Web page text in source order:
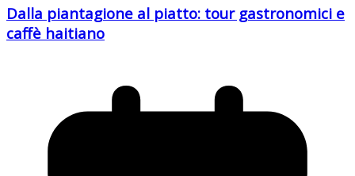
Dalla piantagione al piatto: tour gastronomici e
caffè haitiano